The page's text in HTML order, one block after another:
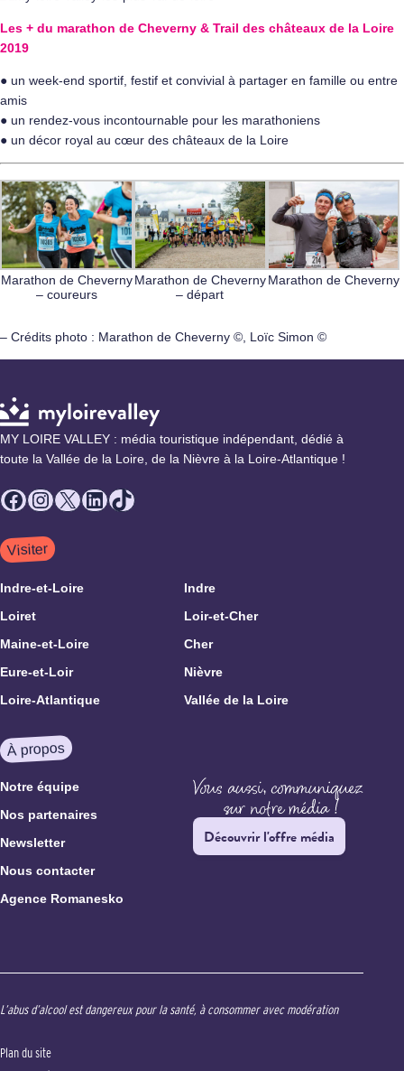
Les + du marathon de Cheverny & Trail des châteaux de la Loire
2019
● un week-end sportif, festif et convivial à partager en famille ou entre
amis
● un rendez-vous incontournable pour les marathoniens
● un décor royal au cœur des châteaux de la Loire
Marathon de Cheverny
– coureurs
Marathon de Cheverny
– départ
Marathon de Cheverny
– Crédits photo : Marathon de Cheverny ©, Loïc Simon ©
MY LOIRE VALLEY : média touristique indépendant, dédié à
toute la Vallée de la Loire, de la Nièvre à la Loire-Atlantique !
Facebook
Instagram
X LinkedIn
TikTok
Visiter
Indre-et-Loire
Indre
Loiret
Loir-et-Cher
Maine-et-Loire
Cher
Eure-et-Loir
Nièvre
Loire-Atlantique
Vallée de la Loire
À propos
Notre équipe
Nos partenaires
Newsletter
Nous contacter
Agence Romanesko
Découvrir l'offre média
L’abus d’alcool est dangereux pour la santé, à consommer avec modération
Plan du site